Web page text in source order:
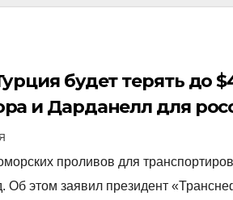
будет терять до
и Дарданелл для
проливов для
Об этом заявил президент